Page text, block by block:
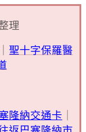
理
聖十字保羅醫
隆納交通卡